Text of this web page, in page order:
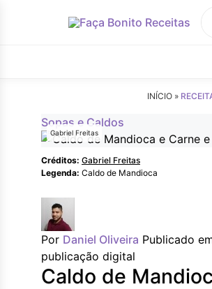
INÍCIO »
Sopas e Caldos
Gabriel Freitas
Créditos: Gabriel Freitas
Legenda: Caldo de Mandioca
Por Daniel Oliveira Publicado
publicação digital
Caldo de